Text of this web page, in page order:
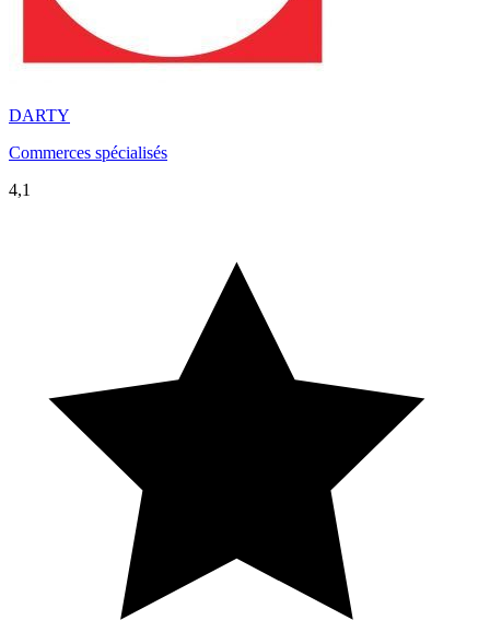
DARTY
Commerces spécialisés
4,1